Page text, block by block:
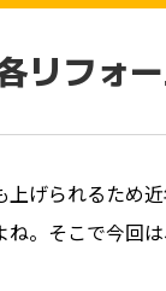
リフォ
げられるため
。そこで今回